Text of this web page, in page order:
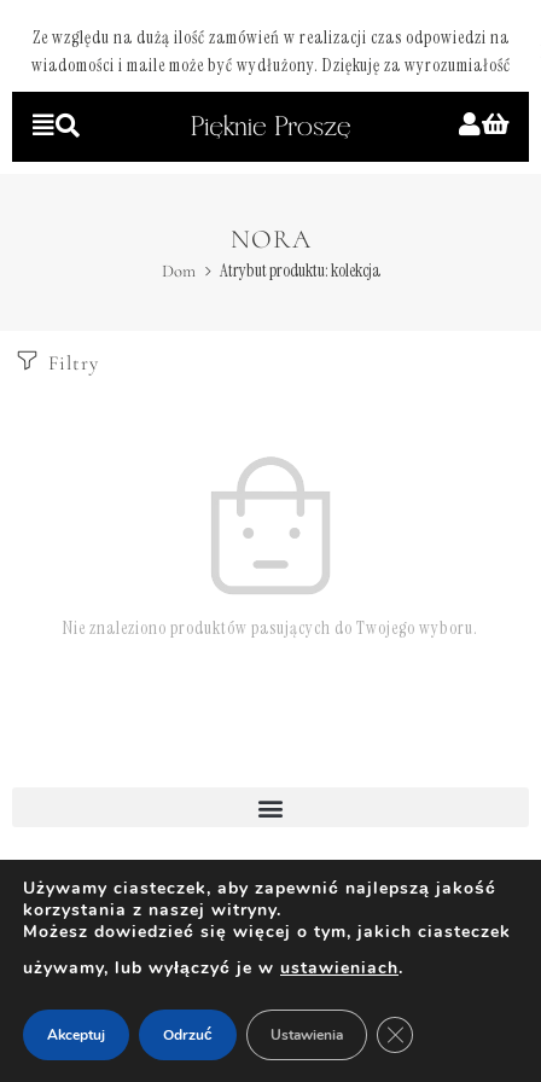
Ze względu na dużą ilość zamówień w realizacji czas odpowiedzi na
wiadomości i maile może być wydłużony. Dziękuję za wyrozumiałość
NORA
Dom Atrybut produktu: kolekcja
Filtry
Nie znaleziono produktów pasujących do Twojego wyboru.
Dom Filtry
Kategorie
Używamy ciasteczek, aby zapewnić najlepszą jakość
korzystania z naszej witryny.
Możesz dowiedzieć się więcej o tym, jakich ciasteczek
używamy, lub wyłączyć je w ustawieniach.
Akceptuj Odrzuć Ustawienia ZAMKNIJ PANEL